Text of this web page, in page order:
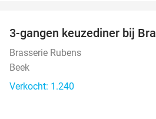
3-gangen keuzediner bij
Brasserie Rubens
Beek
Verkocht: 1.240